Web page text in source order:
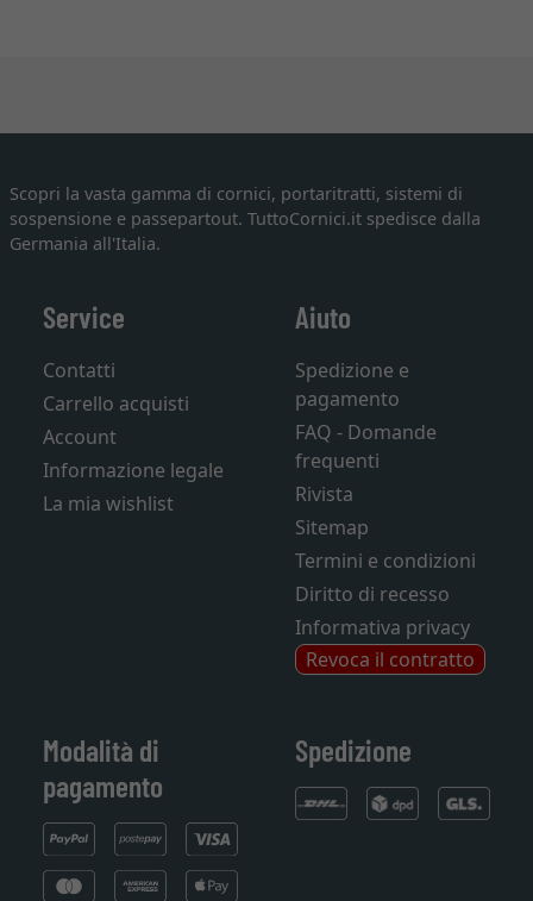
Scopri la vasta gamma di cornici, portaritratti, sistemi di
sospensione e passepartout. TuttoCornici.it spedisce dalla
Germania all'Italia.
Service
Contatti
Carrello acquisti
Account
Informazione legale
La mia wishlist
Aiuto
Spedizione e
pagamento
FAQ - Domande
frequenti
Rivista
Sitemap
Termini e condizioni
Diritto di recesso
Informativa privacy
Revoca il contratto
Modalità di
pagamento
Spedizione